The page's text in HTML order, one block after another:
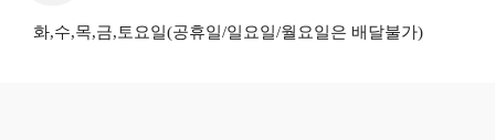
화,수,목,금,토요일(공휴일/일요일/월요일은 배달불가)